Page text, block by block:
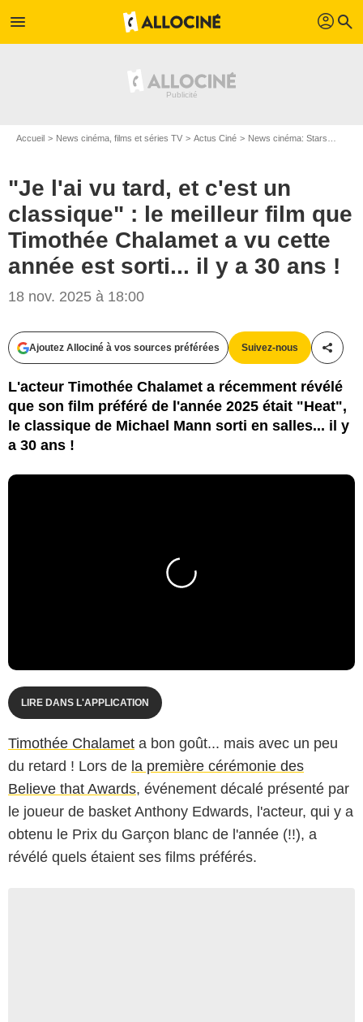
menu profil search
Accueil News cinéma, films et séries TV Actus Ciné News cinéma: Stars
"Je l'ai vu tard, et c'est un
classique" : le meilleur film que
Timothée Chalamet a vu cette
année est sorti... il y a 30 ans !
18 nov. 2025 à 18:00
Ajoutez Allociné à vos sources préférées Suivez-nous
L'acteur Timothée Chalamet a récemment révélé
que son film préféré de l'année 2025 était "Heat",
le classique de Michael Mann sorti en salles... il y
a 30 ans !
LIRE DANS L'APPLICATION
Timothée Chalamet a bon goût... mais avec un peu
du retard ! Lors de la première cérémonie des
Believe that Awards, événement décalé présenté par
le joueur de basket Anthony Edwards, l'acteur, qui y a
obtenu le Prix du Garçon blanc de l'année (!!), a
révélé quels étaient ses films préférés.